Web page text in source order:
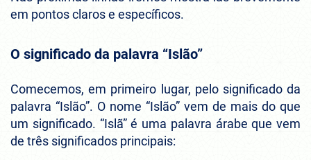
em pontos claros e específicos.
O significado da palavra “Islão”
Comecemos, em primeiro lugar, pelo significado da
palavra “Islão”. O nome “Islão” vem de mais do que
um significado. “Islã” é uma palavra árabe que vem
de três significados principais: